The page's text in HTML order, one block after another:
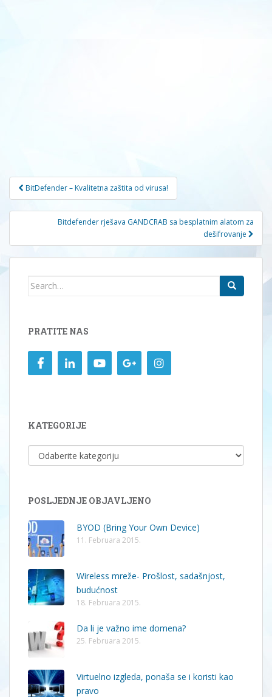
Navigacija
članaka
BitDefender – Kvalitetna zaštita od virusa!
Bitdefender rješava GANDCRAB sa besplatnim alatom za
dešifrovanje
Search
PRATITE NAS
KATEGORIJE
KATEGORIJE
POSLJEDNJE OBJAVLJENO
BYOD (Bring Your Own Device)
11. Februara 2015.
Wireless mreže- Prošlost, sadašnjost,
budućnost
18. Februara 2015.
Da li je važno ime domena?
25. Februara 2015.
Virtuelno izgleda, ponaša se i koristi kao
pravo